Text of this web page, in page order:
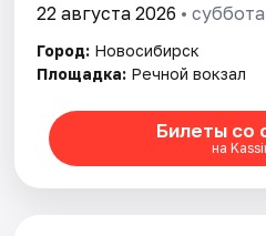
22 августа 2026 •
Город: Новосибирск
Площадка: Речной вокзал
Билеты со
на